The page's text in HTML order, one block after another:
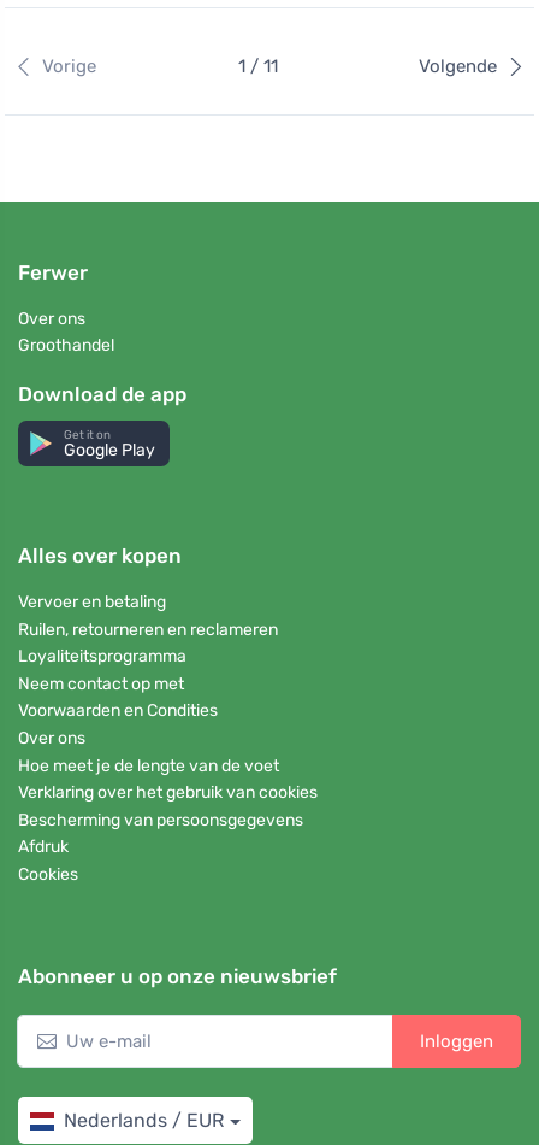
Vorige 1 / 11 Volgende
Ferwer
Over ons
Groothandel
Download de app
Get it on
Google Play
Alles over kopen
Vervoer en betaling
Ruilen, retourneren en reclameren
Loyaliteitsprogramma
Neem contact op met
Voorwaarden en Condities
Over ons
Hoe meet je de lengte van de voet
Verklaring over het gebruik van cookies
Bescherming van persoonsgegevens
Afdruk
Cookies
Abonneer u op onze nieuwsbrief
Inloggen
Nederlands / EUR